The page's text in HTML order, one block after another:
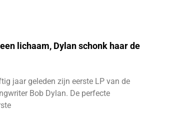
lichaam, Dylan schonk haar de
jaar geleden zijn eerste LP van de
Bob Dylan. De perfecte